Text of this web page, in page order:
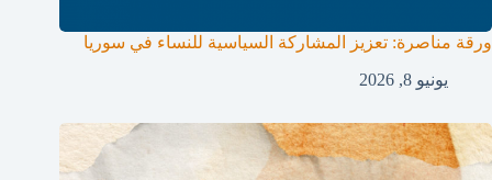
ورقة مناصرة: تعزيز المشاركة السياسية للنساء في سوريا
يونيو 8, 2026